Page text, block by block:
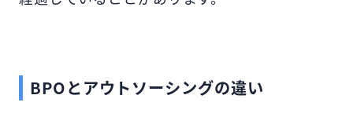
BPOとアウトソーシングの違い